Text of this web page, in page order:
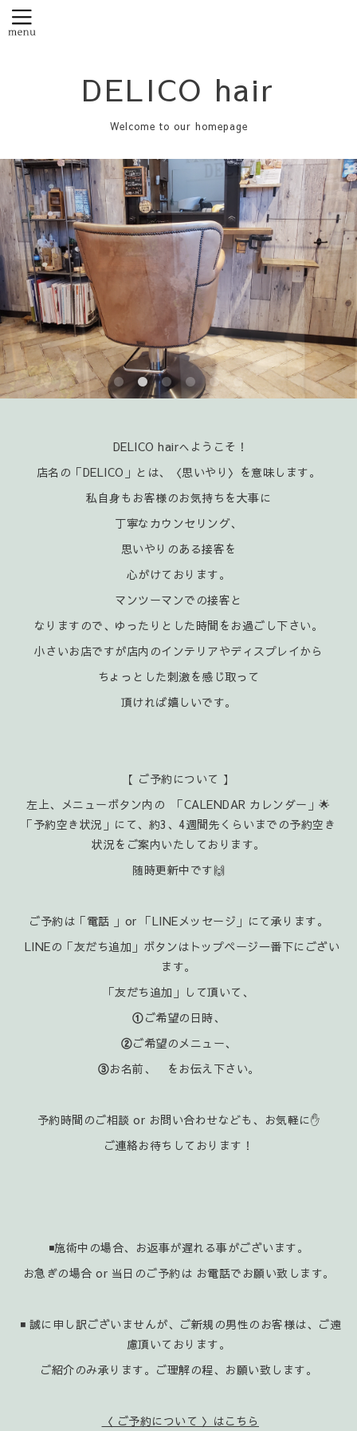
DELICO hair
Welcome to our homepage
DELICO hairへようこそ！
店名の「DELICO」とは、〈思いやり〉を意味します。
私自身もお客様のお気持ちを大事に
丁寧なカウンセリング、
思いやりのある接客を
心がけております。
マンツーマンでの接客と
なりますので、ゆったりとした時間をお過ごし下さい。
小さいお店ですが店内のインテリアやディスプレイから
ちょっとした刺激を感じ取って
頂ければ嬉 しいです。
【 ご予約について 】
左上、メニューボタン内の 「CALENDAR カレンダー」🌟
「予約空き状況」にて、約3、4週間先くらいまでの予約空き
状況をご案内いたしております。
随時更新中です🙌
ご予約は「電話 」or 「LINEメッセージ」にて承ります。
LINEの「友だち追加」ボタンはトップページ一番下にござい
ます。
「友だち追加」して頂いて、
①ご希望の日時、
②ご希望のメニュー、
③お名前、 をお伝え下さい。
予約時間のご相談 or お問い合わせなども、お気軽に✋️
ご連絡お待ちしております！
◾施術中の場合、お返事が遅れる事がございます。
お急ぎの場合 or 当日のご予約は お電話でお願い致します。
◾ 誠に申し訳ございませんが、ご新規の男性のお客様は、ご遠
慮頂いております。
ご紹介のみ承ります。ご理解の程、お願い致します。
〈 ご予約について 〉はこちら